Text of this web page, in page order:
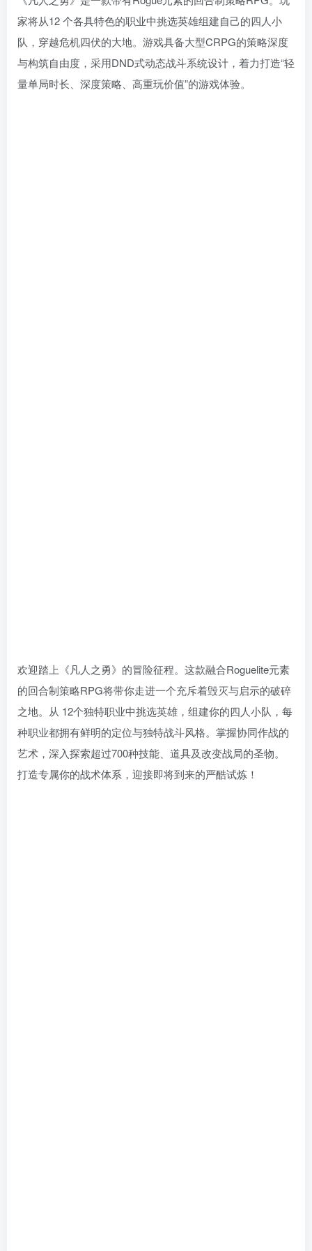
家将从12 个各具特色的职业中挑选英雄组建自己的四人小
队，穿越危机四伏的大地。游戏具备大型CRPG的策略深度
与构筑自由度，采用DND式动态战斗系统设计，着力打造“轻
量单局时长、深度策略、高重玩价值”的游戏体验。
欢迎踏上《凡人之勇》的冒险征程。这款融合Roguelite元素
的回合制策略RPG将带你走进一个充斥着毁灭与启示的破碎
之地。从 12个独特职业中挑选英雄，组建你的四人小队，每
种职业都拥有鲜明的定位与独特战斗风格。掌握协同作战的
艺术，深入探索超过700种技能、道具及改变战局的圣物。
打造专属你的战术体系，迎接即将到来的严酷试炼！